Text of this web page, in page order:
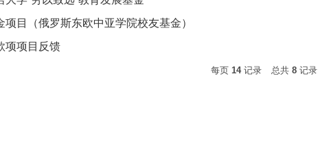
项目（俄罗斯东欧中亚学院校友基金）
项项目反馈
每页 14记录 总共 8 记录